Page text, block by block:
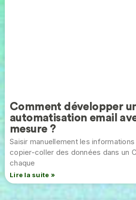
Comment développer
automatisation email
mesure ?
Saisir manuellement les
copier-coller des données dans un
chaque
Lire la suite »